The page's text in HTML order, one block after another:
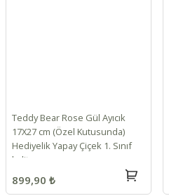
Teddy Bear Rose Gül Ayıcık
17X27 cm (Özel Kutusunda)
Hediyelik Yapay Çiçek 1. Sınıf
kalite
899,90 ₺